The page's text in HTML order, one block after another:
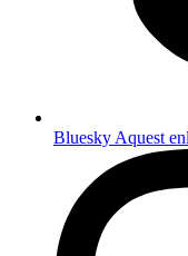
Bluesky Aquest